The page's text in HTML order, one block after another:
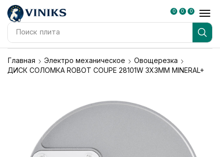
Поиск плита
0 0 0
Главная Электро механическое
Овощерезка
ДИСК СОЛОМКА ROBOT COUPE 28101W 3Х3ММ MINERAL+